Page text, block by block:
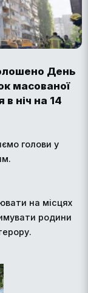
День
масованої
в ніч на 14
голови у
на місцях
родини